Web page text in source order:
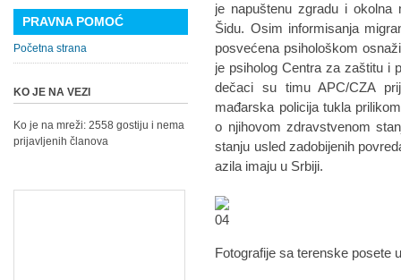
je napuštenu zgradu i
Šidu. Osim informisanja
posvećena psihološkom
je psiholog Centra za zaštitu i
dečaci su timu APC/CZA
mađarska policija tukla
o njihovom zdravstvenom
stanju usled zadobijenih
azila imaju u Srbiji.
Fotografije sa terenske posete
PRAVNA POMOĆ
Početna strana
KO JE NA VEZI
Ko je na mreži: 2558 gostiju i nema
prijavljenih članova